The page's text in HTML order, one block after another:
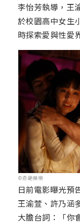
李怡芳執導，王
於校園高中女生
時探索愛與性愛
©奇葩娛樂
日前電影曝光預
王渝萱、許乃涵
大膽台詞：「你